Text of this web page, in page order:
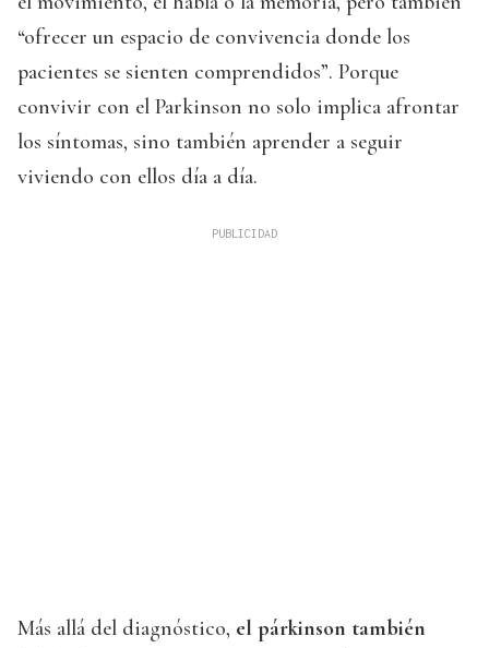
“ofrecer un espacio de convivencia donde los
pacientes se sienten comprendidos”. Porque
convivir con el Parkinson no solo implica afrontar
los síntomas, sino también aprender a seguir
viviendo con ellos día a día.
Más allá del diagnóstico, el párkinson también